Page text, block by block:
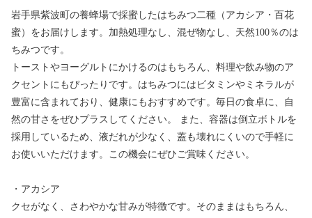
岩手県紫波町の養蜂場で採蜜したはちみつ二種（アカシア・百花
蜜）をお届けします。加熱処理なし、混ぜ物なし、天然100％のは
ちみつです。
トーストやヨーグルトにかけるのはもちろん、料理や飲み物のア
クセントにもぴったりです。はちみつにはビタミンやミネラルが
豊富に含まれており、健康にもおすすめです。毎日の食卓に、自
然の甘さをぜひプラスしてください。 また、容器は倒立ボトルを
採用しているため、液だれが少なく、蓋も壊れにくいので手軽に
お使いいただけます。この機会にぜひご賞味ください。
・アカシア
クセがなく、さわやかな甘みが特徴です。そのままはもちろん、